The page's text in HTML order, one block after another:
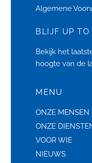
Algemene
BLIJF UP TO
Bekijk het
hoogte van de
MENU
ONZE MENSEN
ONZE
VOOR WIE
NIEUWS